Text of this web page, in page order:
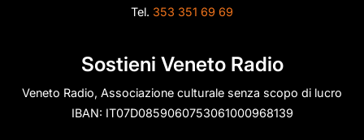
Tel. 353 351 69 69
Sostieni Veneto Radio
Veneto Radio, Associazione culturale senza scopo di lucro
IBAN: IT07D0859060753061000968139